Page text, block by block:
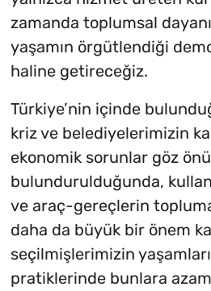
zamanda toplumsal
yaşamın örgütlendiği
haline getireceğiz.
Türkiye’nin içinde
kriz ve belediyelerimizin
ekonomik sorunlar göz
bulundurulduğunda,
ve araç-gereçlerin
daha da büyük bir önem
seçilmişlerimizin
pratiklerinde bunlara